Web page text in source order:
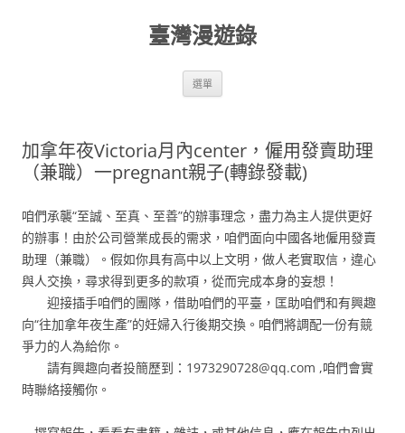
臺灣漫遊錄
選單
加拿年夜Victoria月內center，僱用發賣助理
（兼職）一pregnant親子(轉錄發載)
咱們承襲“至誠、至真、至善”的辦事理念，盡力為主人提供更好
的辦事！由於公司營業成長的需求，咱們面向中國各地僱用發賣
助理（兼職）。假如你具有高中以上文明，做人老實取信，違心
與人交換，尋求得到更多的款項，從而完成本身的妄想！
迎接插手咱們的團隊，借助咱們的平臺，匡助咱們和有興趣
向“往加拿年夜生產”的妊婦入行後期交換。咱們將調配一份有競
爭力的人為給你。
請有興趣向者投簡歷到：1973290728@qq.com ,咱們會實
時聯絡接觸你。